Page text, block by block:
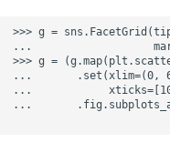
>>> g =
...
>>> g =
...       .set(xlim=(0,
...
...